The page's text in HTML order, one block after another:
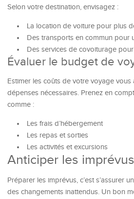
Selon votre destination, envisagez :
La location de voiture pour plus
Des transports en commun pour
Des services de covoiturage
Évaluer le budget de
Estimer les coûts de votre voyage vous
dépenses nécessaires. Prenez en
comme :
Les frais d’hébergement
Les repas et sorties
Les activités et excursions
Anticiper les imprévus
Préparer les imprévus, c’est s’assurer
des changements inattendus. Un bon